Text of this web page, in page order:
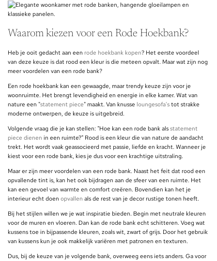
Waarom kiezen voor een Rode Hoekbank?
Heb je ooit gedacht aan een rode hoekbank kopen? Het eerste voordeel
van deze keuze is dat rood een kleur is die meteen opvalt. Maar wat zijn nog
meer voordelen van een rode bank?
Een rode hoekbank kan een gewaagde, maar trendy keuze zijn voor je
woonruimte. Het brengt levendigheid en energie in elke kamer. Wat van
nature een "statement piece" maakt. Van knusse loungesofa'stot strakke
moderne ontwerpen, de keuze is uitgebreid.
Volgende vraag die je kan stellen: "Hoe kan een rode bank alsstatement
piece dienen in een ruimte?" Rood is een kleur die van nature de aandacht
trekt. Het wordt vaak geassocieerd met passie, liefde en kracht. Wanneer je
kiest voor een rode bank, kies je dus voor een krachtige uitstraling.
Maar er zijn meer voordelen van een rode bank. Naast het feit dat rood een
opvallende tint is, kan het ook bijdragen aan de sfeer van een ruimte. Het
kan een gevoel van warmte en comfort creëren. Bovendien kan het je
interieur echt doen opvallen als de rest van je decor rustige tonen heeft.
Bij het stijlen willen we je wat inspiratie bieden. Begin met neutrale kleuren
voor de muren en vloeren. Dan kan de rode bank echt schitteren. Voeg wat
kussens toe in bijpassende kleuren, zoals wit, zwart of grijs. Door het gebruik
van kussens kun je ook makkelijk variëren met patronen en texturen.
Dus, bij de keuze van je volgende bank, overweeg eens iets anders. Ga voor